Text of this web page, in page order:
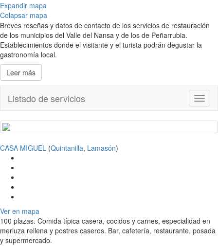
Expandir mapa
Colapsar mapa
Breves reseñas y datos de contacto de los servicios de restauración
de los municipios del Valle del Nansa y de los de Peñarrubia.
Establecimientos donde el visitante y el turista podrán degustar la
gastronomía local.
Leer más
Listado de servicios
CASA MIGUEL (Quintanilla, Lamasón)
Ver en mapa
100 plazas. Comida típica casera, cocidos y carnes, especialidad en
merluza rellena y postres caseros. Bar, cafetería, restaurante, posada
y supermercado.